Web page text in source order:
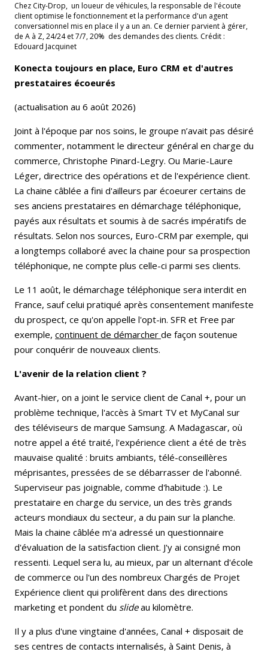
Chez City-Drop, un loueur de véhicules, la responsable de l'écoute
client optimise le fonctionnement et la performance d'un agent
conversationnel mis en place il y a un an. Ce dernier parvient à gérer,
de A à Z, 24/24 et 7/7, 20% des demandes des clients. Crédit :
Edouard Jacquinet
Konecta toujours en place, Euro CRM et d'autres
prestataires écoeurés
(actualisation au 6 août 2026)
Joint à l'époque par nos soins, le groupe n’avait pas désiré
commenter, notamment le directeur général en charge du
commerce, Christophe Pinard-Legry. Ou Marie-Laure
Léger, directrice des opérations et de l'expérience client.
La chaine câblée a fini d'ailleurs par écoeurer certains de
ses anciens prestataires en démarchage téléphonique,
payés aux résultats et soumis à de sacrés impératifs de
résultats. Selon nos sources, Euro-CRM par exemple, qui
a longtemps collaboré avec la chaine pour sa prospection
téléphonique, ne compte plus celle-ci parmi ses clients.
Le 11 août, le démarchage téléphonique sera interdit en
France, sauf celui pratiqué après consentement manifeste
du prospect, ce qu'on appelle l'opt-in. SFR et Free par
exemple, continuent de démarcher de façon soutenue
pour conquérir de nouveaux clients.
L'avenir de la relation client ?
Avant-hier, on a joint le service client de Canal +, pour un
problème technique, l'accès à Smart TV et MyCanal sur
des téléviseurs de marque Samsung. A Madagascar, où
notre appel a été traité, l'expérience client a été de très
mauvaise qualité : bruits ambiants, télé-conseillères
méprisantes, pressées de se débarrasser de l'abonné.
Superviseur pas joignable, comme d'habitude :). Le
prestataire en charge du service, un des très grands
acteurs mondiaux du secteur, a du pain sur la planche.
Mais la chaine câblée m'a adressé un questionnaire
d'évaluation de la satisfaction client. J'y ai consigné mon
ressenti. Lequel sera lu, au mieux, par un alternant d'école
de commerce ou l'un des nombreux Chargés de Projet
Expérience client qui prolifèrent dans des directions
marketing et pondent du slideau kilomètre.
Il y a plus d'une vingtaine d'années, Canal + disposait de
ses centres de contacts internalisés, à Saint Denis, à